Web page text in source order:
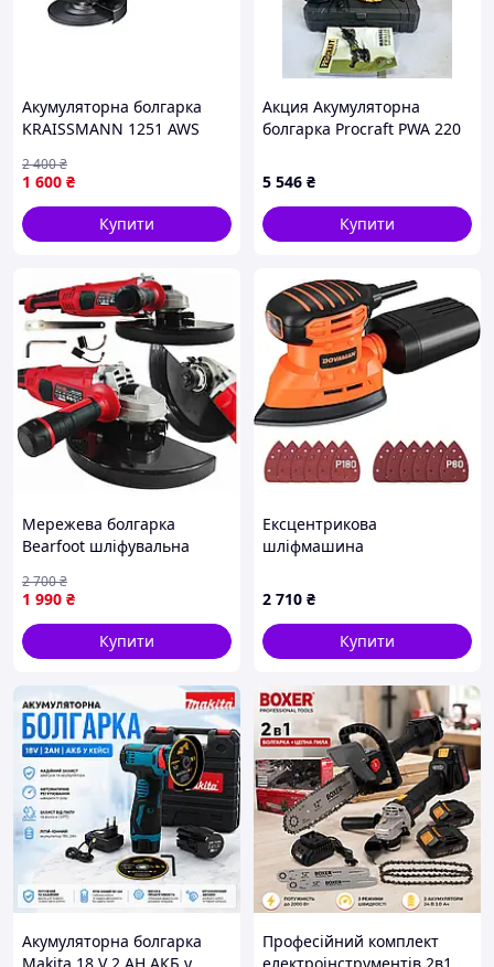
Акумуляторна болгарка
KRAISSMANN 1251 AWS
1 600 ₴
2 400₴
Купити
Акция Акумуляторна
болгарка Procraft PWA 220
5 546 ₴
Купити
Мережева болгарка
Bearfoot шліфувальна
шпинделя М14 круг 230мм
з плавним пуском
1 990 ₴
2 700₴
Купити
Ексцентрикова
шліфмашина
2 710 ₴
Купити
Акумуляторна болгарка
Професійний комплект